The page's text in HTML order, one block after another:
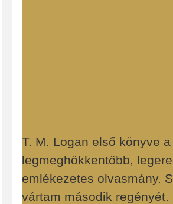
T. M. Logan első könyve
legmeghökkentőbb,
emlékezetes olvasmány.
vártam második regényét.